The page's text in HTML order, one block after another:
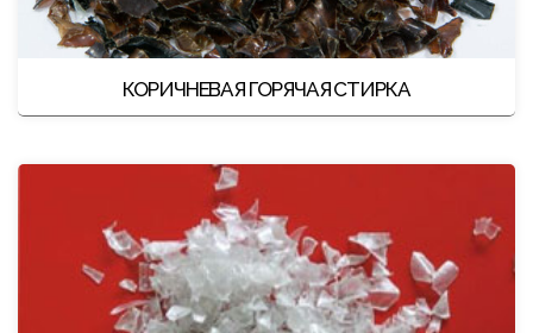
КОРИЧНЕВАЯ ГОРЯЧАЯ СТИРКА